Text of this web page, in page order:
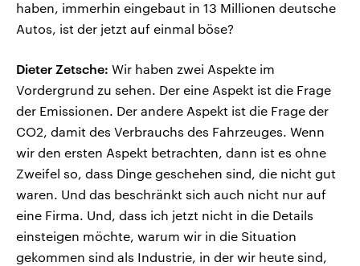
haben, immerhin eingebaut in 13 Millionen deutsche
Autos, ist der jetzt auf einmal böse?
Dieter Zetsche: Wir haben zwei Aspekte im
Vordergrund zu sehen. Der eine Aspekt ist die Frage
der Emissionen. Der andere Aspekt ist die Frage der
CO2, damit des Verbrauchs des Fahrzeuges. Wenn
wir den ersten Aspekt betrachten, dann ist es ohne
Zweifel so, dass Dinge geschehen sind, die nicht gut
waren. Und das beschränkt sich auch nicht nur auf
eine Firma. Und, dass ich jetzt nicht in die Details
einsteigen möchte, warum wir in die Situation
gekommen sind als Industrie, in der wir heute sind,